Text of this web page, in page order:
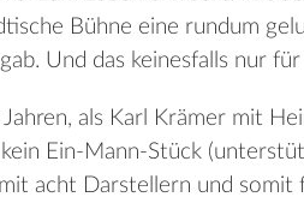
Bühne eine rundum
Und das keinesfalls nur
als Karl Krämer mit
Ein-Mann-Stück
acht Darstellern und somit